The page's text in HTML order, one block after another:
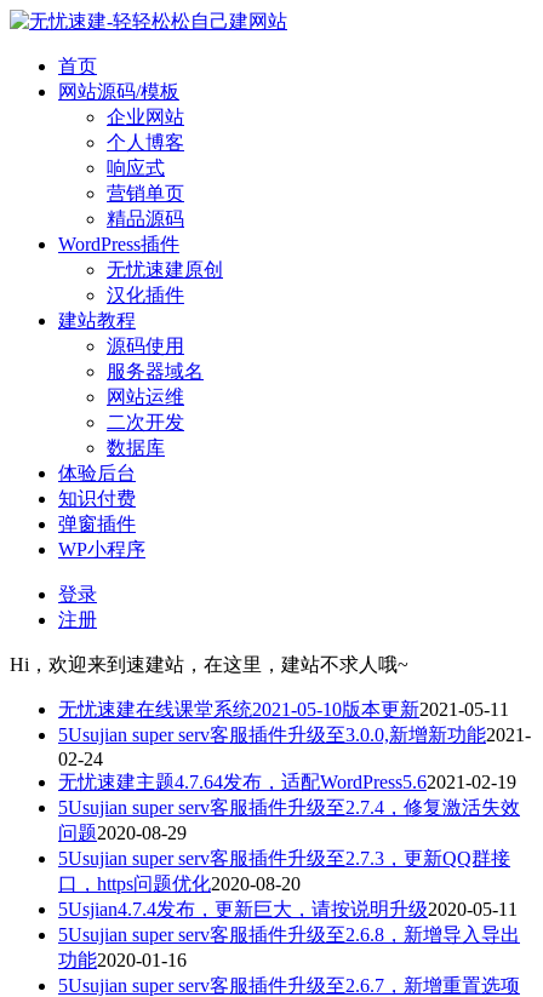
首页
网站源码/模板
企业网站
个人博客
响应式
营销单页
精品源码
WordPress插件
无忧速建原创
汉化插件
建站教程
源码使用
服务器域名
网站运维
二次开发
数据库
体验后台
知识付费
弹窗插件
WP小程序
登录
注册
Hi，欢迎来到速建站，在这里，建站不求人哦~
无忧速建在线课堂系统2021-05-10版本更新2021-05-11
5Usujian super serv客服插件升级至3.0.0,新增新功能2021-
02-24
无忧速建主题4.7.64发布，适配WordPress5.62021-02-19
5Usujian super serv客服插件升级至2.7.4，修复激活失效
问题2020-08-29
5Usujian super serv客服插件升级至2.7.3，更新QQ群接
口，https问题优化2020-08-20
5Usjian4.7.4发布，更新巨大，请按说明升级2020-05-11
5Usujian super serv客服插件升级至2.6.8，新增导入导出
功能2020-01-16
5Usujian super serv客服插件升级至2.6.7，新增重置选项